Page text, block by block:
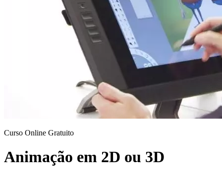
Curso Online Gratuito
Animação em 2D ou 3D